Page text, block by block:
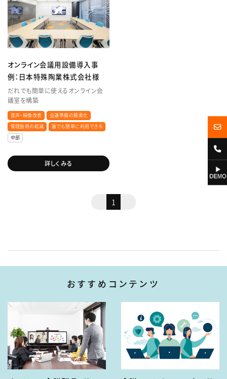
オンライン会議用設備導入事
例：日本特殊陶業株式会社様
だれでも簡単に使えるオンライン会
議室を構築
音声・映像改善
会議準備の簡素化
管理負荷の軽減
誰でも簡単に利用できる
中部
詳しくみる
1
おすすめコンテンツ